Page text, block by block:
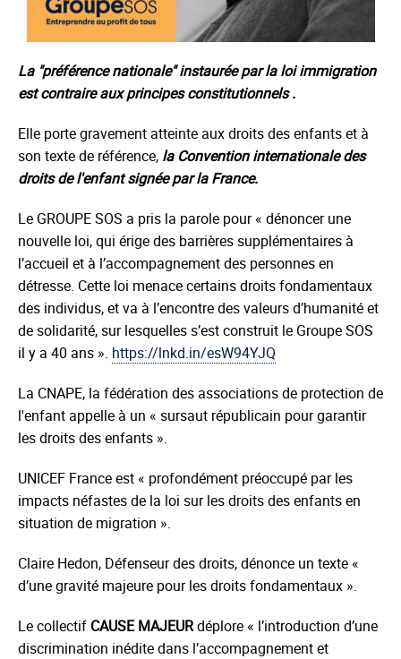
La "préférence nationale" instaurée par la loi immigration
est contraire aux principes constitutionnels .
Elle porte gravement atteinte aux droits des enfants et à
son texte de référence, la Convention internationale des
droits de l'enfant signée par la France.
Le GROUPE SOS a pris la parole pour « dénoncer une
nouvelle loi, qui érige des barrières supplémentaires à
l’accueil et à l’accompagnement des personnes en
détresse. Cette loi menace certains droits fondamentaux
des individus, et va à l’encontre des valeurs d’humanité et
de solidarité, sur lesquelles s’est construit le Groupe SOS
il y a 40 ans ». https://lnkd.in/esW94YJQ
La CNAPE, la fédération des associations de protection de
l'enfant appelle à un « sursaut républicain pour garantir
les droits des enfants ».
UNICEF France est « profondément préoccupé par les
impacts néfastes de la loi sur les droits des enfants en
situation de migration ».
Claire Hedon, Défenseur des droits, dénonce un texte «
d’une gravité majeure pour les droits fondamentaux ».
Le collectif CAUSE MAJEURdéplore « l’introduction d’une
discrimination inédite dans l’accompagnement et